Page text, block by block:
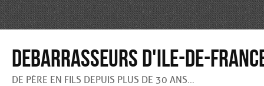
Debarrasseurs d'Ile-de-
DE PÈRE EN FILS DEPUIS PLUS DE 30 ANS…